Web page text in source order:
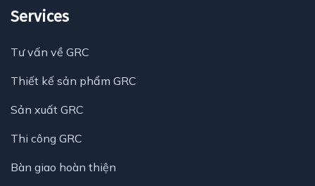
Services
Tư vấn về GRC
Thiết kế sản phẩm GRC
Sản xuất GRC
Thi công GRC
Bàn giao hoàn thiện